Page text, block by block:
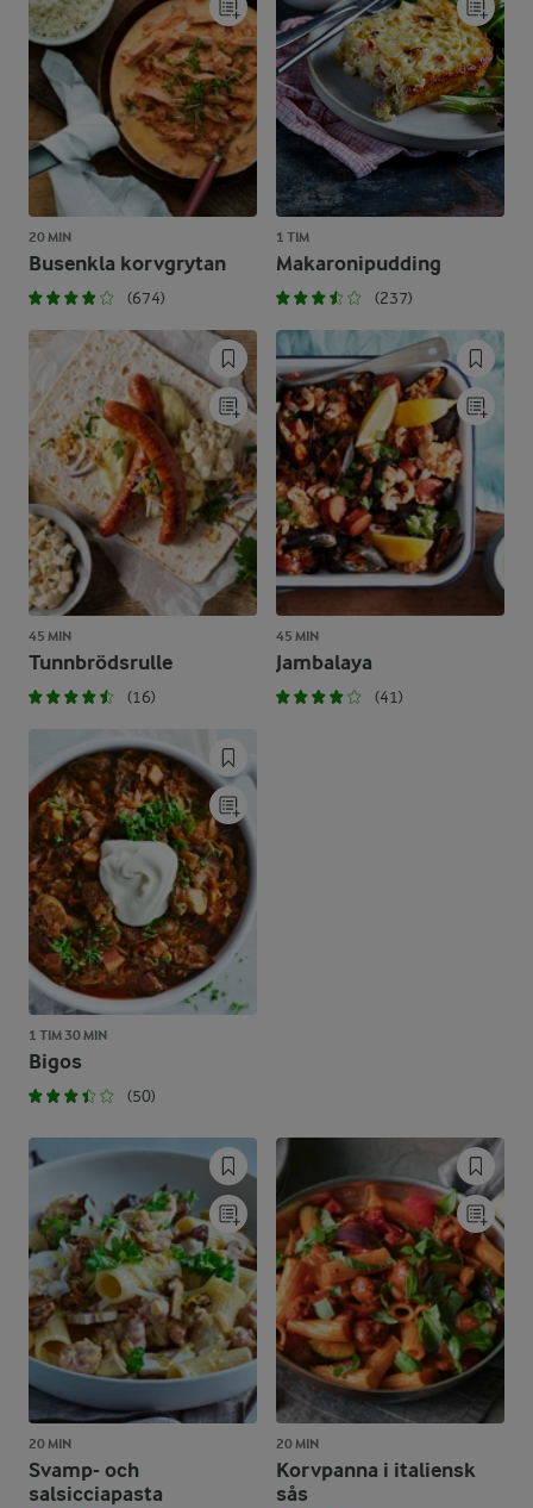
20 MIN
Busenkla korvgrytan
(674)
1 TIM
Makaronipudding
(237)
45 MIN
Tunnbrödsrulle
(16)
45 MIN
Jambalaya
(41)
1 TIM 30 MIN
Bigos
(50)
20 MIN
Svamp- och
salsicciapasta
20 MIN
Korvpanna i italiensk
sås